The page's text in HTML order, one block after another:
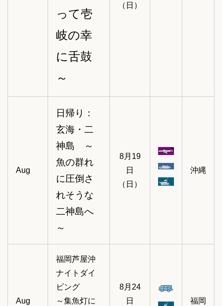
って壱
岐の幸
に舌鼓
～
（日）
Aug
日帰り：
玄海・二
神島 ～
魚の群れ
に圧倒さ
れそうな
二神島へ
～
8月19
日
（日）
沖縄
Aug
福岡芦屋沖
ナイトダイ
ビング
～集魚灯に
8月24
日
福岡